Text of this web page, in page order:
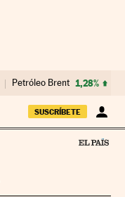
Petróleo Brent 1,28%
SUSCRÍBETE